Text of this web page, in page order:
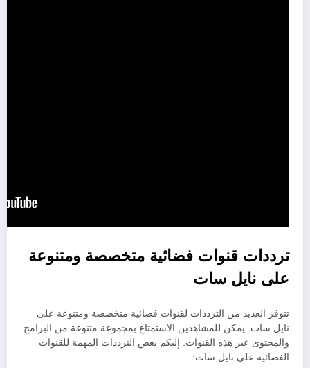
ترددات قنوات فضائية متخصصة ومتنوعة
على نايل سات
تتوفر العديد من الترددات لقنوات فضائية متخصصة ومتنوعة على
نايل سات. يمكن للمشاهدين الاستمتاع بمجموعة متنوعة من البرامج
والمحتوى عبر هذه القنوات. إليكم بعض الترددات المهمة للقنوات
الفضائية على نايل سات: